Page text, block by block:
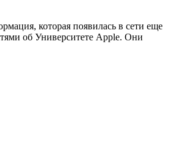
которая появилась в сети еще
об Университете Apple. Они